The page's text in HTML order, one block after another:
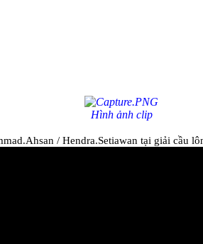
Hình ảnh clip
/ Hendra.Setiawan tại giải cầu